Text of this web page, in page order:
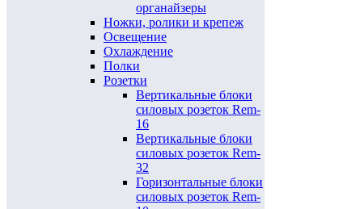
органайзеры
Ножки, ролики и крепеж
Освещение
Охлаждение
Полки
Розетки
Вертикальные блоки
силовых розеток Rem-
16
Вертикальные блоки
силовых розеток Rem-
32
Горизонтальные блоки
силовых розеток Rem-